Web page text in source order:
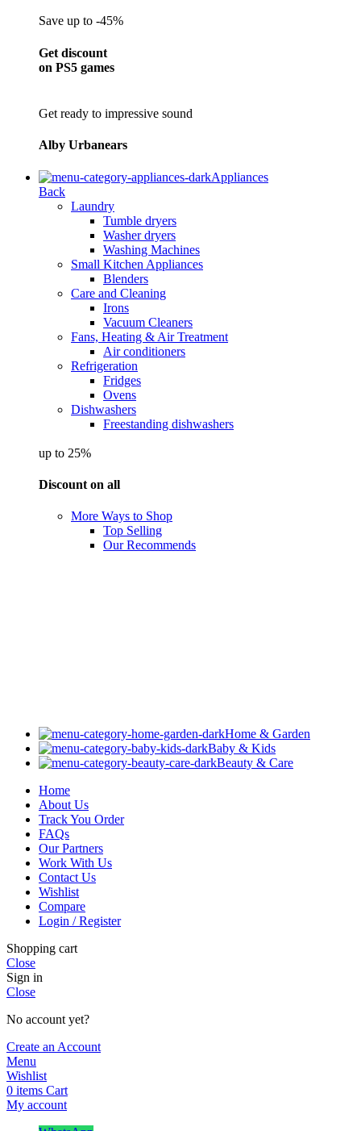
Save up to -45%
Get discount
on PS5 games
Get ready to impressive sound
Alby Urbanears
Appliances
Back
Laundry
Tumble dryers
Washer dryers
Washing Machines
Small Kitchen Appliances
Blenders
Care and Cleaning
Irons
Vacuum Cleaners
Fans, Heating & Air Treatment
Air conditioners
Refrigeration
Fridges
Ovens
Dishwashers
Freestanding dishwashers
up to 25%
Discount on all
More Ways to Shop
Top Selling
Our Recommends
Home & Garden
Baby & Kids
Beauty & Care
Home
About Us
Track You Order
FAQs
Our Partners
Work With Us
Contact Us
Wishlist
Compare
Login / Register
Shopping cart
Close
Sign in
Close
No account yet?
Create an Account
Menu
Wishlist
0 items Cart
My account